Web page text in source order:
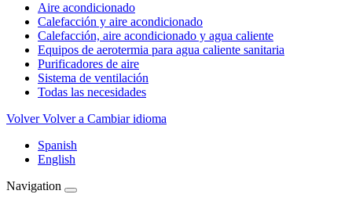
Aire acondicionado
Calefacción y aire acondicionado
Calefacción, aire acondicionado y agua caliente
Equipos de aerotermia para agua caliente sanitaria
Purificadores de aire
Sistema de ventilación
Todas las necesidades
Volver Volver a Cambiar idioma
Spanish
English
Navigation